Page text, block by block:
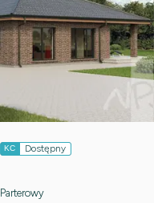
KC Dostępny
Parterowy